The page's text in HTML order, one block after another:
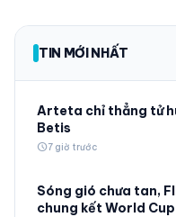
TIN MỚI NHẤT
Arteta chỉ thẳng tử
Betis
schedule7 giờ trước
Sóng gió chưa tan,
chung kết World Cup